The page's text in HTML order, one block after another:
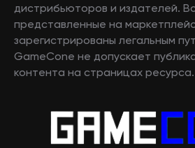
дистрибьюторов и издателей.
представленные на
зарегистрированы легальным
GameCone не допускает
контента на страницах ресурса.